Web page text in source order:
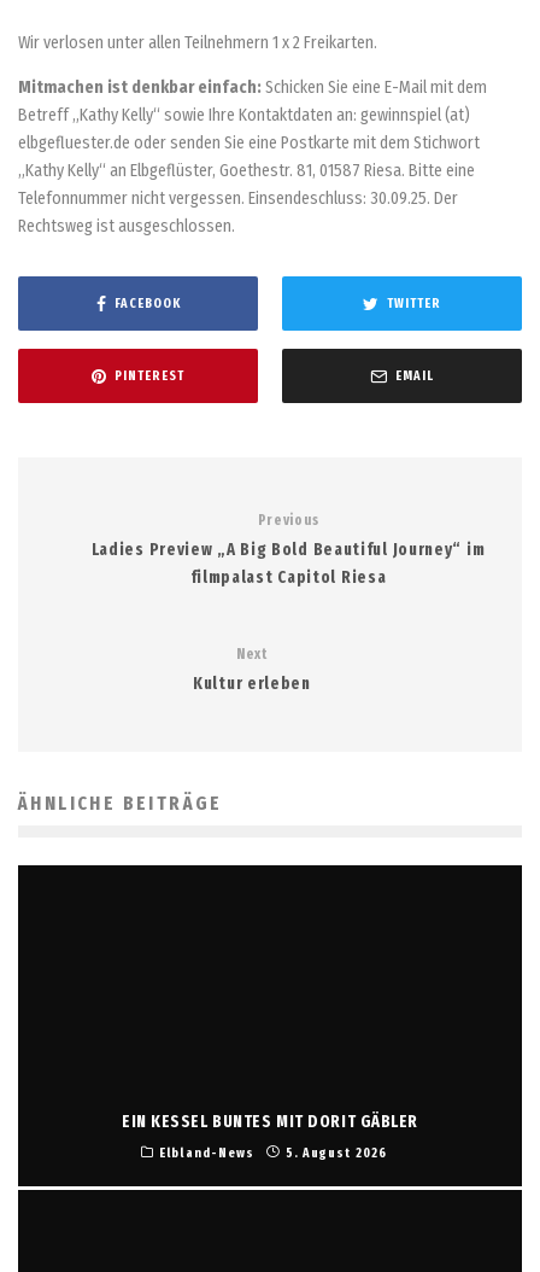
Wir verlosen unter allen Teilnehmern 1 x 2 Freikarten.
Mitmachen ist denkbar einfach: Schicken Sie eine E-Mail mit dem
Betreff „Kathy Kelly“ sowie Ihre Kontaktdaten an: gewinnspiel (at)
elbgefluester.de oder senden Sie eine Postkarte mit dem Stichwort
„Kathy Kelly“ an Elbgeflüster, Goethestr. 81, 01587 Riesa. Bitte eine
Telefonnummer nicht vergessen. Einsendeschluss: 30.09.25. Der
Rechtsweg ist ausgeschlossen.
FACEBOOK TWITTER
PINTEREST EMAIL
Previous
Ladies Preview „A Big Bold Beautiful Journey“ im
filmpalast Capitol Riesa
Next
Kultur erleben
ÄHNLICHE BEITRÄGE
EIN KESSEL BUNTES MIT DORIT GÄBLER
Elbland-News 5. August 2026